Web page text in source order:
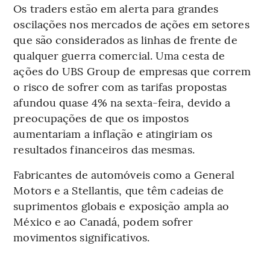
Os traders estão em alerta para grandes
oscilações nos mercados de ações em setores
que são considerados as linhas de frente de
qualquer guerra comercial. Uma cesta de
ações do UBS Group de empresas que correm
o risco de sofrer com as tarifas propostas
afundou quase 4% na sexta-feira, devido a
preocupações de que os impostos
aumentariam a inflação e atingiriam os
resultados financeiros das mesmas.
Fabricantes de automóveis como a General
Motors e a Stellantis, que têm cadeias de
suprimentos globais e exposição ampla ao
México e ao Canadá, podem sofrer
movimentos significativos.